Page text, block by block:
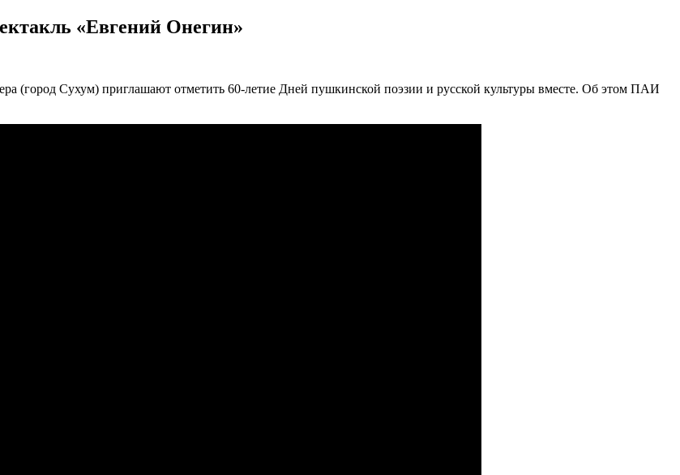
«Евгений Онегин»
(город Сухум) приглашают отметить 60-летие Дней пушкинской поэзии и русской культуры вместе. Об этом ПАИ